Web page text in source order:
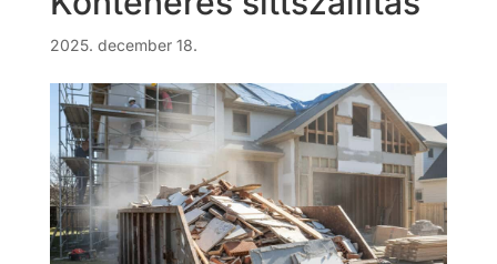
2025. december 18.